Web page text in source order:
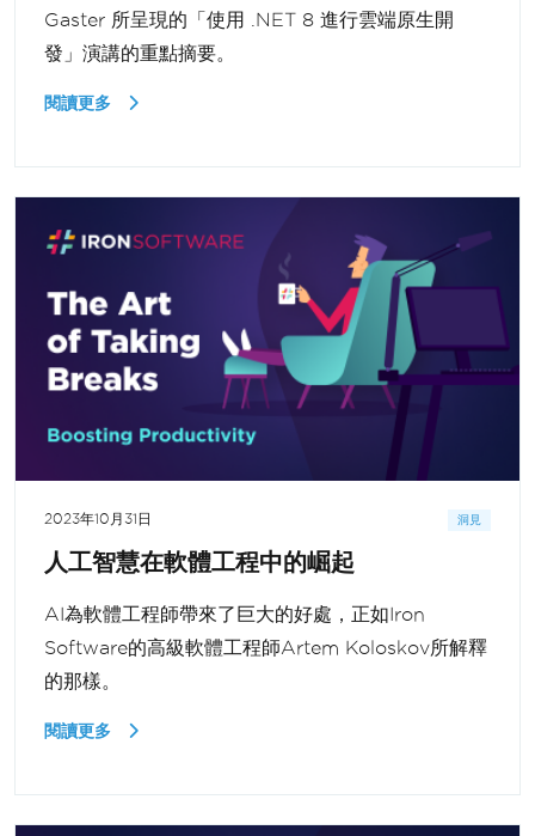
Gaster 所呈現的「使用 .NET 8 進行雲端原生開
發」演講的重點摘要。
閱讀更多
2023年10月31日 洞見
人工智慧在軟體工程中的崛起
AI為軟體工程師帶來了巨大的好處，正如Iron
Software的高級軟體工程師Artem Koloskov所解釋
的那樣。
閱讀更多